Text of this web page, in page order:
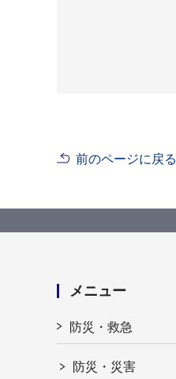
前のページに戻る
メニュー
防災・救急
防災・災害